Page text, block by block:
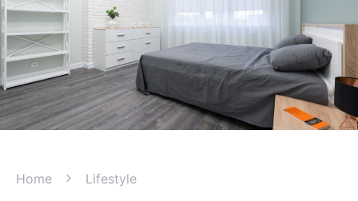
Home Lifestyle